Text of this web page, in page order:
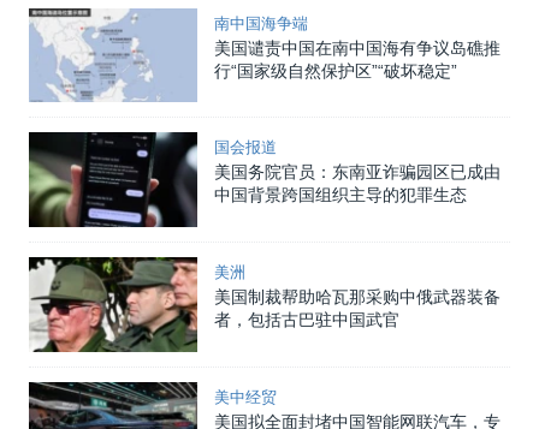
南中国海争端
美国谴责中国在南中国海有争议岛礁推
行“国家级自然保护区”“破坏稳定”
国会报道
美国务院官员：东南亚诈骗园区已成由
中国背景跨国组织主导的犯罪生态
美洲
美国制裁帮助哈瓦那采购中俄武器装备
者，包括古巴驻中国武官
美中经贸
美国拟全面封堵中国智能网联汽车，专